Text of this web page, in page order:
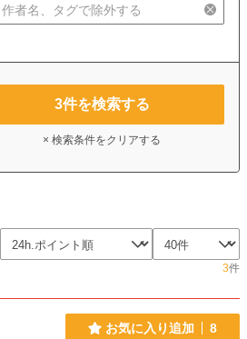
3件を検索する
× 検索条件をクリアする
3件
お気に入り追加 8